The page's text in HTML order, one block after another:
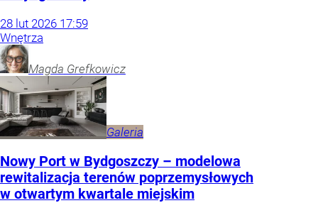
28 lut 2026 17:59
Wnętrza
Magda Grefkowicz
Galeria
Nowy Port w Bydgoszczy – modelowa
rewitalizacja terenów poprzemysłowych
w otwartym kwartale miejskim